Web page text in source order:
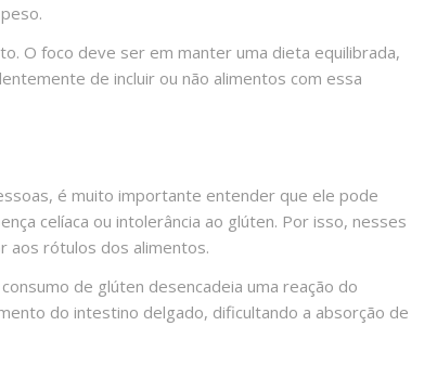
O foco deve ser em manter uma dieta equilibrada,
de incluir ou não alimentos com essa
é muito importante entender que ele pode
celíaca ou intolerância ao glúten. Por isso, nesses
aos rótulos dos alimentos.
de glúten desencadeia uma reação do
do intestino delgado, dificultando a absorção de